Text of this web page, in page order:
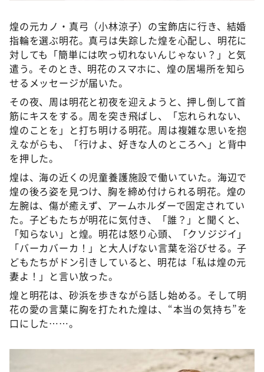
煌の元カノ・真弓（小林涼子）の宝飾店に行き、結婚
指輪を選ぶ明花。真弓は失踪した煌を心配し、明花に
対しても「簡単には吹っ切れないんじゃない？」と気
遣う。そのとき、明花のスマホに、煌の居場所を知ら
せるメッセージが届いた。
その夜、周は明花と初夜を迎えようと、押し倒して首
筋にキスをする。周を突き飛ばし、「忘れられない、
煌のことを」と打ち明ける明花。周は複雑な思いを抱
えながらも、「行けよ、好きな人のところへ」と背中
を押した。
煌は、海の近くの児童養護施設で働いていた。海辺で
煌の後ろ姿を見つけ、胸を締め付けられる明花。煌の
左腕は、傷が癒えず、アームホルダーで固定されてい
た。子どもたちが明花に気付き、「誰？」と聞くと、
「知らない」と煌。明花は怒り心頭、「クソジジイ」
「バーカバーカ！」と大人げない言葉を浴びせる。子
どもたちがドン引きしていると、明花は「私は煌の元
妻よ！」と言い放った。
煌と明花は、砂浜を歩きながら話し始める。そして明
花の愛の言葉に胸を打たれた煌は、“本当の気持ち”を
口にした……。